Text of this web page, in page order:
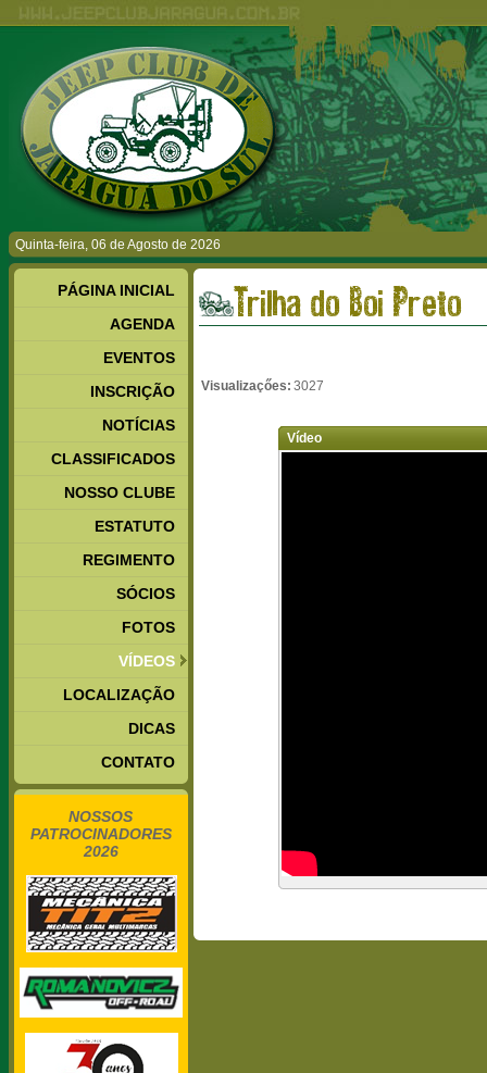
Quinta-feira, 06 de Agosto de 2026
PÁGINA INICIAL
AGENDA
EVENTOS
INSCRIÇÃO
NOTÍCIAS
CLASSIFICADOS
NOSSO CLUBE
ESTATUTO
REGIMENTO
SÓCIOS
FOTOS
VÍDEOS
LOCALIZAÇÃO
DICAS
CONTATO
NOSSOS
PATROCINADORES
2026
Trilha do Boi Preto
Visualizaçőes: 3027
Vídeo